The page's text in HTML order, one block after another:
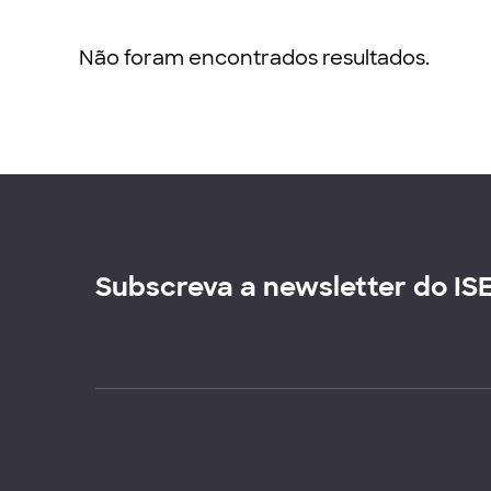
Não foram encontrados resultados.
Subscreva a newsletter do